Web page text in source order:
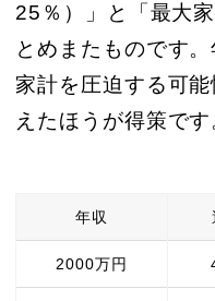
25％）」と「最大
とめまたものです
家計を圧迫する可
えたほうが得策です
年収
2000万円